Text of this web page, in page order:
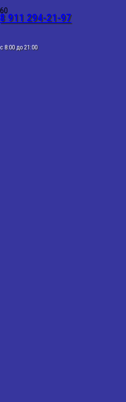
8 911 294-21-97
с 8:00 до 21:00